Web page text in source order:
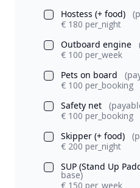
Hostess (+ food)
€ 180 per_night
Outboard engine
€ 100 per_week
Pets on board
€ 100 per_booking
Safety net
€ 100 per_booking
Skipper (+ food)
€ 200 per_night
SUP (Stand Up
base)
€ 150 per_week